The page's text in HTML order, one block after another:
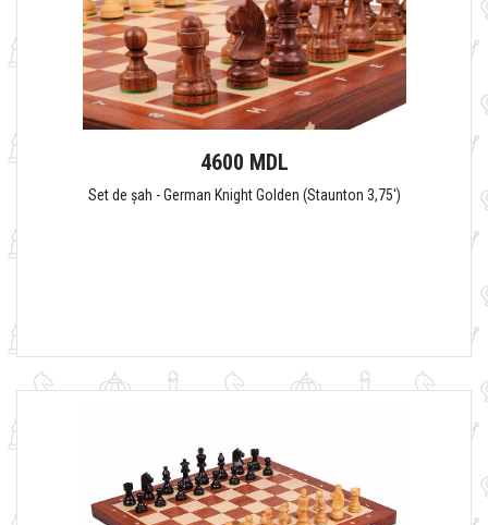
4600 MDL
Set de șah - German Knight Golden (Staunton 3,75')